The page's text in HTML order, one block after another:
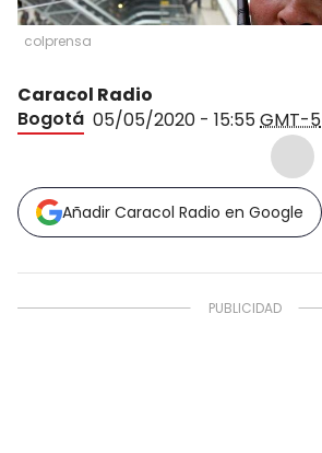
colprensa
Caracol Radio
Bogotá 05/05/2020 - 15:55GMT-5
Añadir Caracol Radio en Google